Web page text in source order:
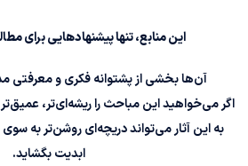
این منابع، تنها پیشنهادهایی برای
آن‌ها بخشی از پشتوانه فکری و معرفتی
اگر می‌خواهید این مباحث را ریشه‌ای‌تر،
به این آثار می‌تواند دریچه‌ای روشن‌تر به
ابدیت بگشاید.